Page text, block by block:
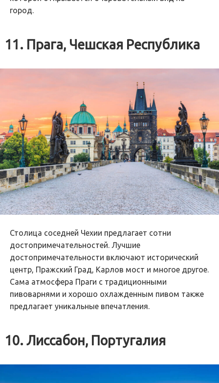
город.
11. Прага, Чешская Республика
Столица соседней Чехии предлагает сотни
достопримечательностей. Лучшие
достопримечательности включают исторический
центр, Пражский Град, Карлов мост и многое другое.
Сама атмосфера Праги с традиционными
пивоварнями и хорошо охлажденным пивом также
предлагает уникальные впечатления.
10. Лиссабон, Португалия